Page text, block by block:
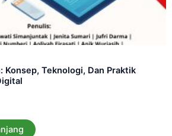
Konsep, Teknologi, Dan Praktik